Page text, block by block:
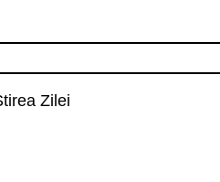
Zilei